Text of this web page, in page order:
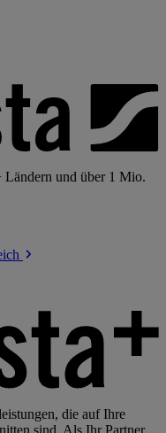
Ländern und über 1 Mio.
die auf Ihre
sind. Als Ihr Partner